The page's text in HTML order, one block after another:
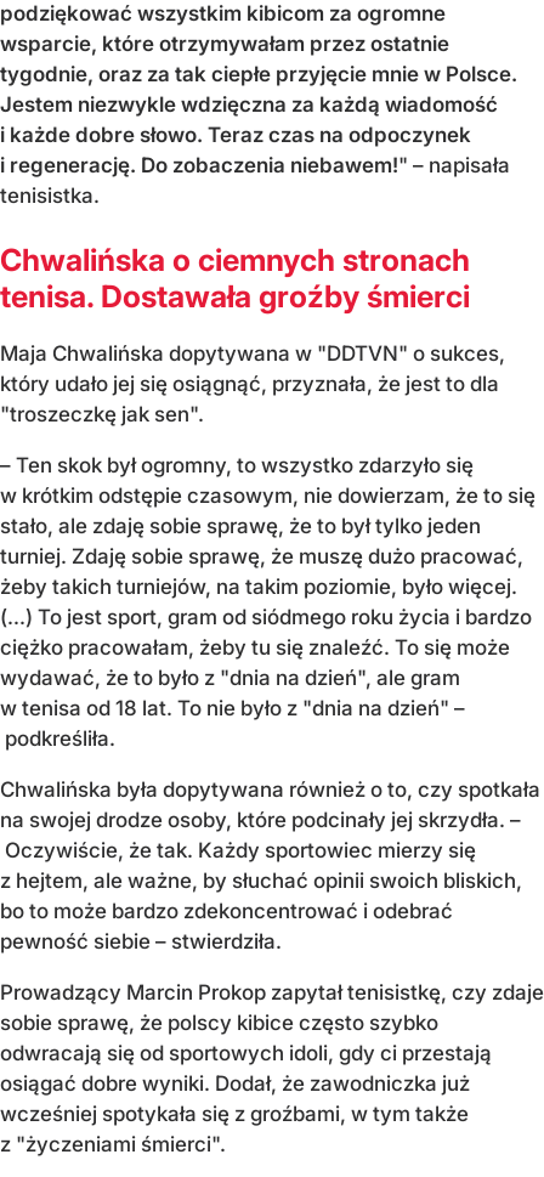
podziękować wszystkim kibicom za ogromne
wsparcie, które otrzymywałam przez ostatnie
tygodnie, oraz za tak ciepłe przyjęcie mnie w Polsce.
Jestem niezwykle wdzięczna za każdą wiadomość
i każde dobre słowo. Teraz czas na odpoczynek
i regenerację. Do zobaczenia niebawem!" – napisała
tenisistka.
Chwalińska o ciemnych stronach
tenisa. Dostawała groźby śmierci
Maja Chwalińska dopytywana w "DDTVN" o sukces,
który udało jej się osiągnąć, przyznała, że jest to dla
"troszeczkę jak sen".
– Ten skok był ogromny, to wszystko zdarzyło się
w krótkim odstępie czasowym, nie dowierzam, że to się
stało, ale zdaję sobie sprawę, że to był tylko jeden
turniej. Zdaję sobie sprawę, że muszę dużo pracować,
żeby takich turniejów, na takim poziomie, było więcej.
(...) To jest sport, gram od siódmego roku życia i bardzo
ciężko pracowałam, żeby tu się znaleźć. To się może
wydawać, że to było z "dnia na dzień", ale gram
w tenisa od 18 lat. To nie było z "dnia na dzień" –
podkreśliła.
Chwalińska była dopytywana również o to, czy spotkała
na swojej drodze osoby, które podcinały jej skrzydła. –
Oczywiście, że tak. Każdy sportowiec mierzy się
z hejtem, ale ważne, by słuchać opinii swoich bliskich,
bo to może bardzo zdekoncentrować i odebrać
pewność siebie – stwierdziła.
Prowadzący Marcin Prokop zapytał tenisistkę, czy zdaje
sobie sprawę, że polscy kibice często szybko
odwracają się od sportowych idoli, gdy ci przestają
osiągać dobre wyniki. Dodał, że zawodniczka już
wcześniej spotykała się z groźbami, w tym także
z "życzeniami śmierci".